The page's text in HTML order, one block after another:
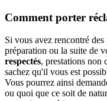
Comment porter
Si vous avez rencontré
préparation ou la suite de
respectés, prestations non
sachez qu'il vous est
Vous pourrez ainsi
ou quoi que ce soit de